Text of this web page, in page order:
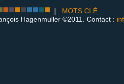
| MOTS CLÉ
Hagenmuller ©2011. Contact :